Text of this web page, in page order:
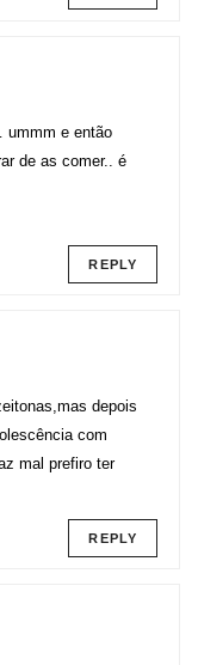
ummm e então
de as comer.. é
REPLY
depois
com
mal prefiro ter
REPLY